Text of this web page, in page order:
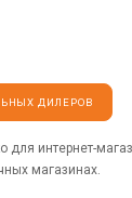
ДИЛЕРОВ
для интернет-
магазинах.